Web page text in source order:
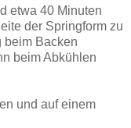
etwa 40 Minuten
der Springform zu
beim Backen
beim Abkühlen
und auf einem